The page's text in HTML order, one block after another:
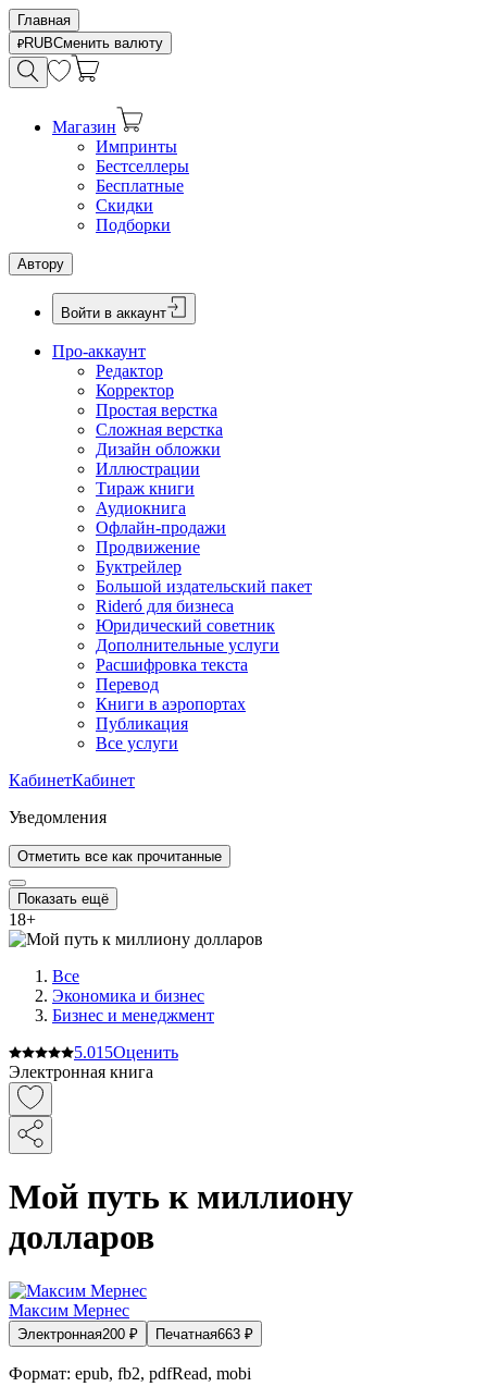
Главная
RUBСменить валюту
Магазин
Импринты
Бестселлеры
Бесплатные
Скидки
Подборки
Автору
Войти в аккаунт
Про-аккаунт
Редактор
Корректор
Простая верстка
Сложная верстка
Дизайн обложки
Иллюстрации
Тираж книги
Аудиокнига
Офлайн-продажи
Продвижение
Буктрейлер
Большой издательский пакет
Rideró для бизнеса
Юридический советник
Дополнительные услуги
Расшифровка текста
Перевод
Книги в аэропортах
Публикация
Все услуги
КабинетКабинет
Уведомления
Отметить все как прочитанные
Показать ещё
18+
Все
Экономика и бизнес
Бизнес и менеджмент
5.015Оценить
Электронная книга
Мой путь к миллиону
долларов
Максим Мернес
Электронная200 ₽ Печатная663 ₽
Формат: epub, fb2, pdfRead, mobi